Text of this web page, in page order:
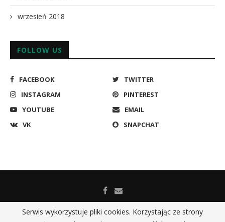
wrzesień 2018
FOLLOW US
FACEBOOK
TWITTER
INSTAGRAM
PINTEREST
YOUTUBE
EMAIL
VK
SNAPCHAT
Serwis wykorzystuje pliki cookies. Korzystając ze strony